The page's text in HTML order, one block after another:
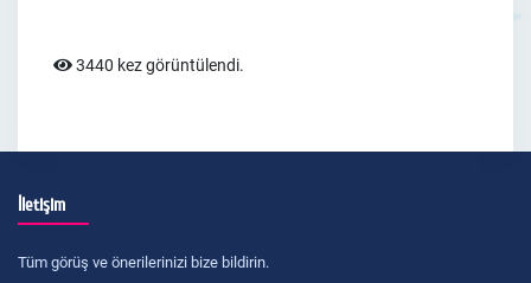
3440 kez görüntülendi.
İletişim
Tüm görüş ve önerilerinizi bize bildirin.